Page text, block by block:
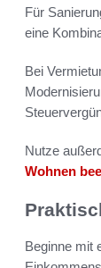
Für
eine
Bei
Nutze
Wohnen
Beginne mit